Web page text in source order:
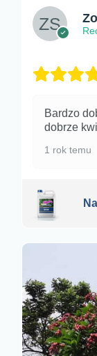
Bardzo
dobrze
1 rok temu